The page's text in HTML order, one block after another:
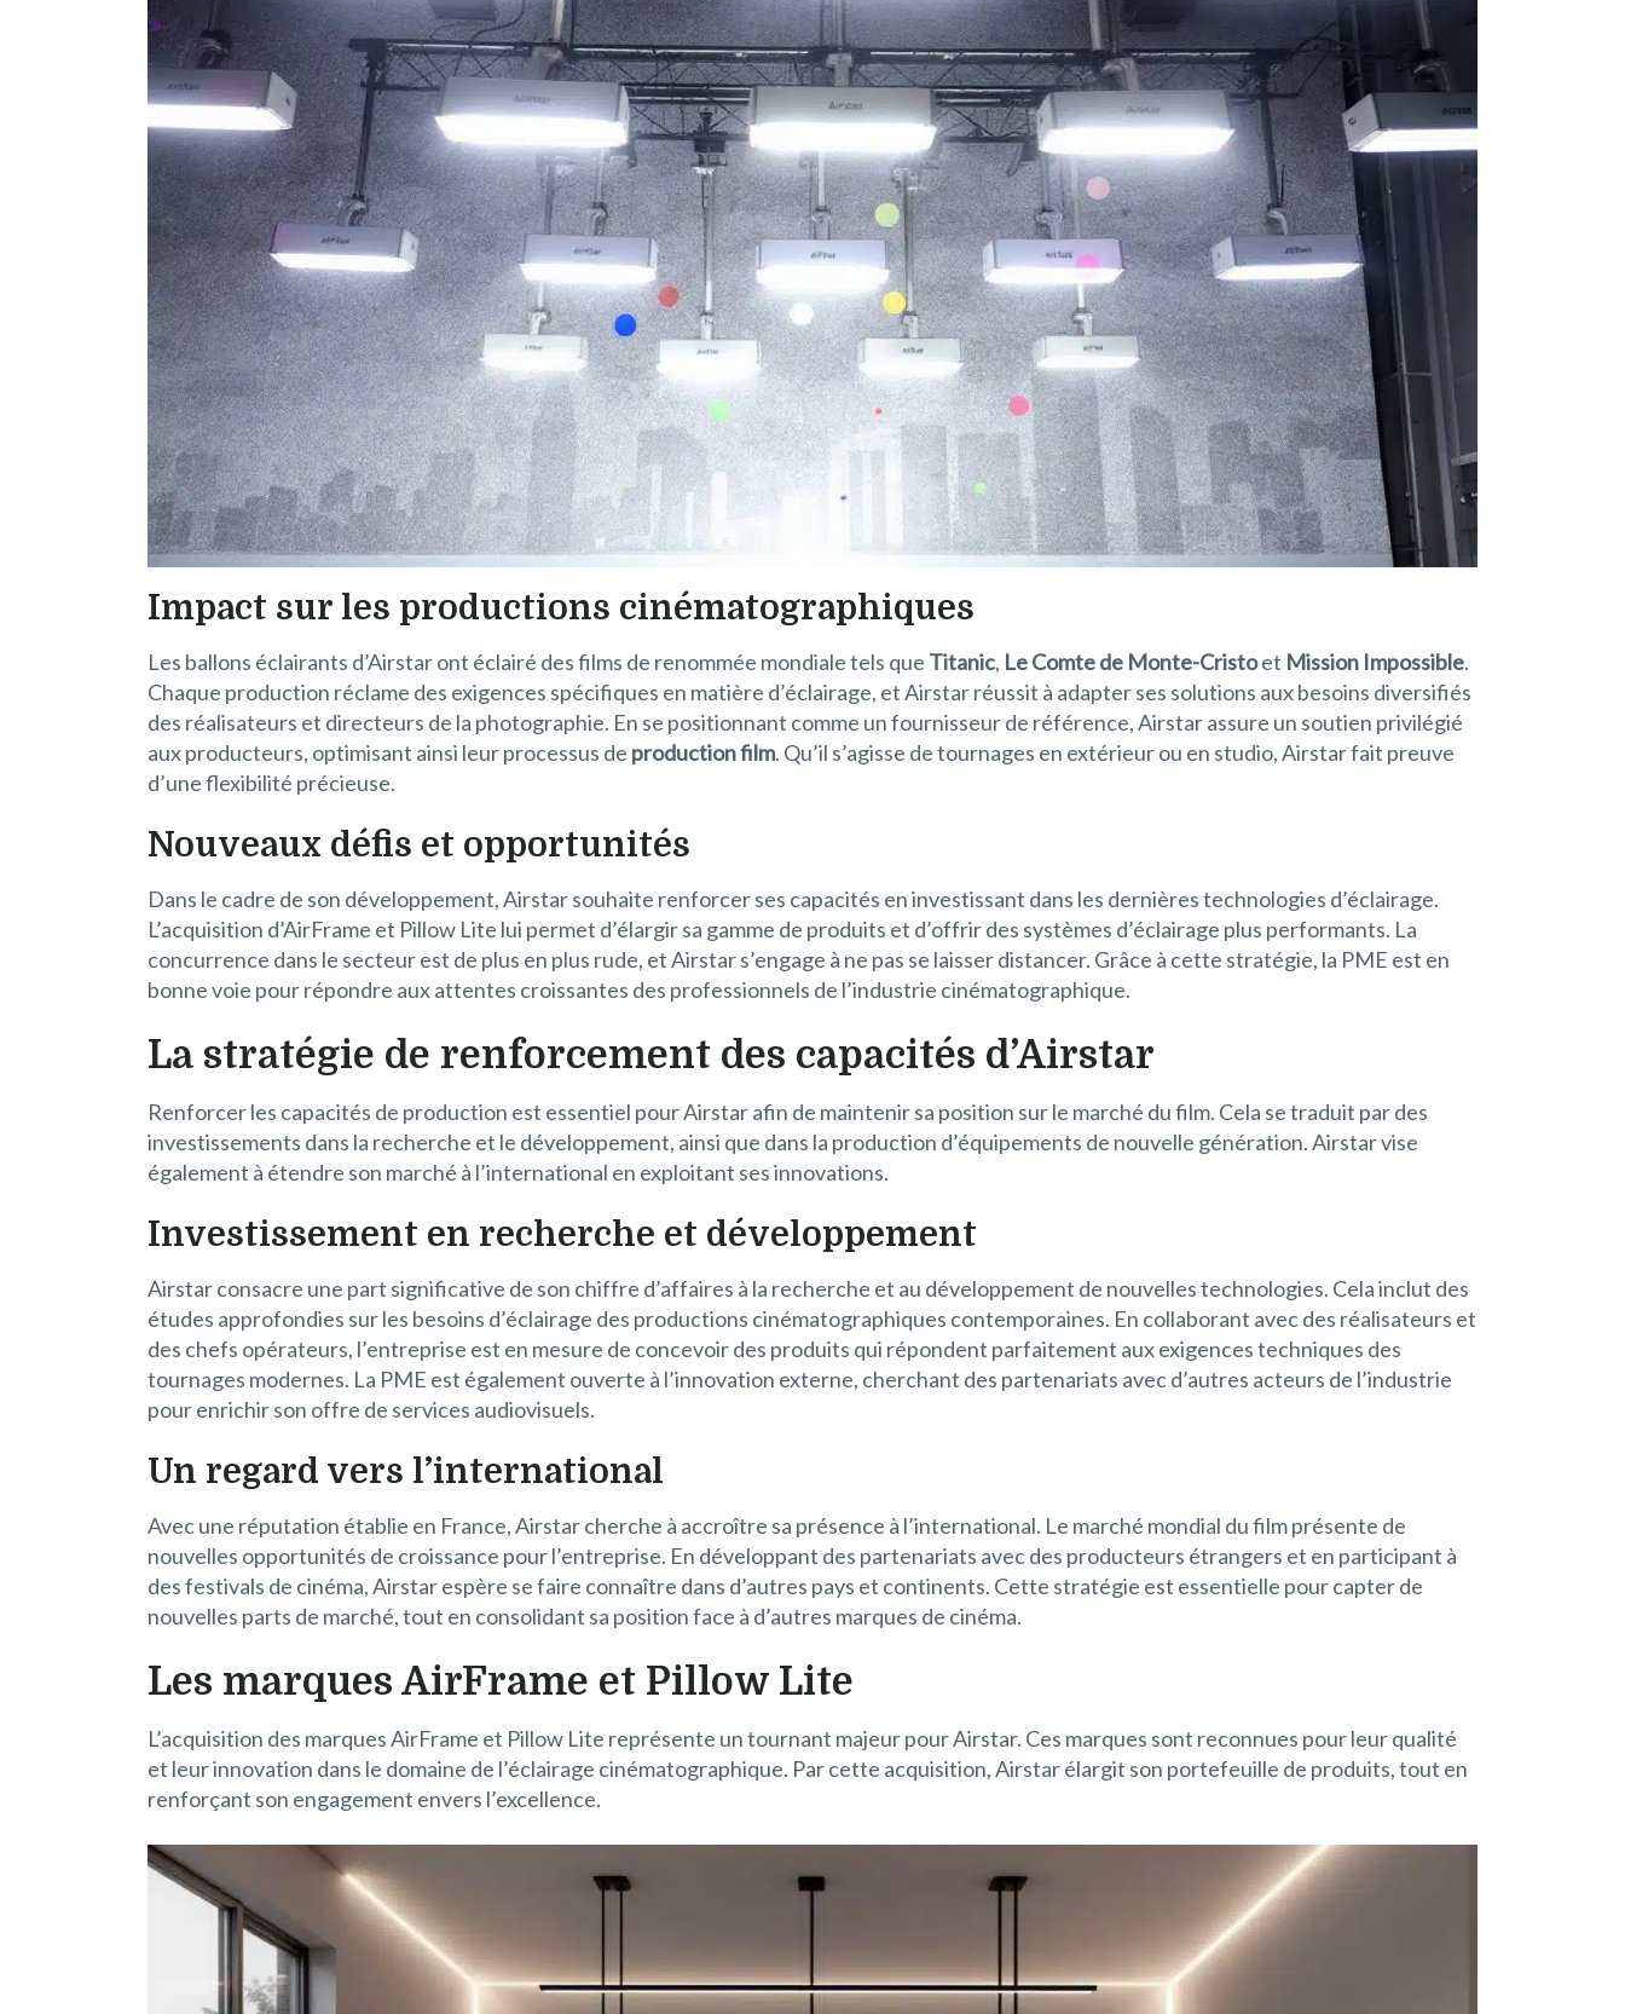
Impact sur les productions cinématographiques
Les ballons éclairants d’Airstar ont éclairé des films de renommée mondiale tels que Titanic, Le Comte de Monte-Cristoet Mission Impossible.
Chaque production réclame des exigences spécifiques en matière d’éclairage, et Airstar réussit à adapter ses solutions aux besoins diversifiés
des réalisateurs et directeurs de la photographie. En se positionnant comme un fournisseur de référence, Airstar assure un soutien privilégié
aux producteurs, optimisant ainsi leur processus de production film. Qu’il s’agisse de tournages en extérieur ou en studio, Airstar fait preuve
d’une flexibilité précieuse.
Nouveaux défis et opportunités
Dans le cadre de son développement, Airstar souhaite renforcer ses capacités en investissant dans les dernières technologies d’éclairage.
L’acquisition d’AirFrame et Pillow Lite lui permet d’élargir sa gamme de produits et d’offrir des systèmes d’éclairage plus performants. La
concurrence dans le secteur est de plus en plus rude, et Airstar s’engage à ne pas se laisser distancer. Grâce à cette stratégie, la PME est en
bonne voie pour répondre aux attentes croissantes des professionnels de l’industrie cinématographique.
La stratégie de renforcement des capacités d’Airstar
Renforcer les capacités de production est essentiel pour Airstar afin de maintenir sa position sur le marché du film. Cela se traduit par des
investissements dans la recherche et le développement, ainsi que dans la production d’équipements de nouvelle génération. Airstar vise
également à étendre son marché à l’international en exploitant ses innovations.
Investissement en recherche et développement
Airstar consacre une part significative de son chiffre d’affaires à la recherche et au développement de nouvelles technologies. Cela inclut des
études approfondies sur les besoins d’éclairage des productions cinématographiques contemporaines. En collaborant avec des réalisateurs et
des chefs opérateurs, l’entreprise est en mesure de concevoir des produits qui répondent parfaitement aux exigences techniques des
tournages modernes. La PME est également ouverte à l’innovation externe, cherchant des partenariats avec d’autres acteurs de l’industrie
pour enrichir son offre de services audiovisuels.
Un regard vers l’international
Avec une réputation établie en France, Airstar cherche à accroître sa présence à l’international. Le marché mondial du film présente de
nouvelles opportunités de croissance pour l’entreprise. En développant des partenariats avec des producteurs étrangers et en participant à
des festivals de cinéma, Airstar espère se faire connaître dans d’autres pays et continents. Cette stratégie est essentielle pour capter de
nouvelles parts de marché, tout en consolidant sa position face à d’autres marques de cinéma.
Les marques AirFrame et Pillow Lite
L’acquisition des marques AirFrame et Pillow Lite représente un tournant majeur pour Airstar. Ces marques sont reconnues pour leur qualité
et leur innovation dans le domaine de l’éclairage cinématographique. Par cette acquisition, Airstar élargit son portefeuille de produits, tout en
renforçant son engagement envers l’excellence.